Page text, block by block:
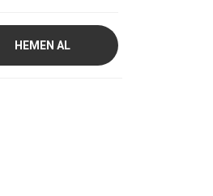
HEMEN AL